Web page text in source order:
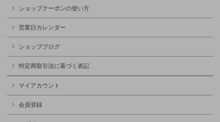
ショップクーポンの使い方
営業日カレンダー
ショップブログ
特定商取引法に基づく表記
マイアカウント
会員登録